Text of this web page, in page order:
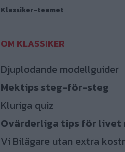
Klassiker-teamet
Djuplodande modellguider
Mektips steg-för-steg
Kluriga quiz
Ovärderliga tips för livet
Vi Bilägare utan extra